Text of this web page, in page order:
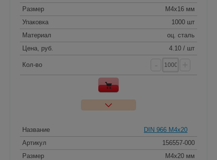
Размер
M4x16 мм
Упаковка
1000 шт
Материал
оц. сталь
Цена, руб.
4.10 / шт
Кол-во
Название
DIN 966 M4x20
Артикул
156557-000
Размер
M4x20 мм